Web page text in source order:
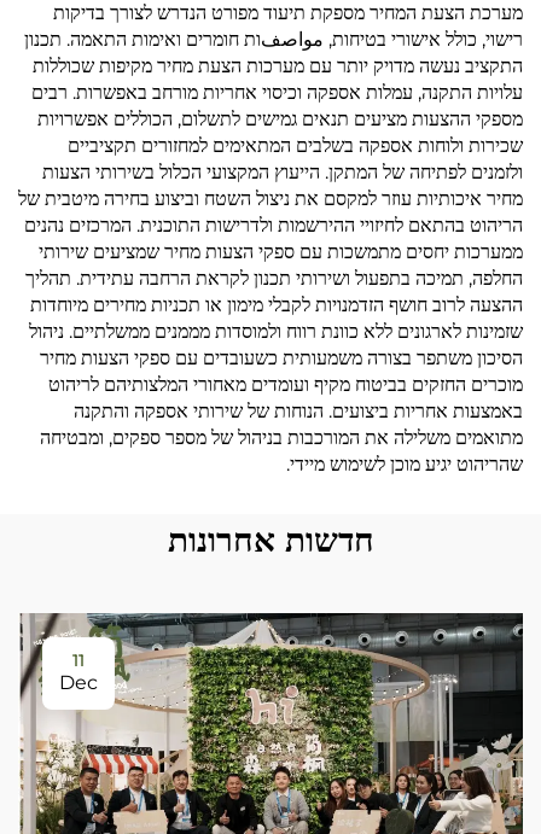
מערכת הצעת המחיר מספקת תיעוד מפורט הנדרש לצורך בדיקות
רישוי, כולל אישורי בטיחות, مواصفות חומרים ואימות התאמה. תכנון
התקציב נעשה מדויק יותר עם מערכות הצעת מחיר מקיפות שכוללות
עלויות התקנה, עמלות אספקה וכיסוי אחריות מורחב באפשרות. רבים
מספקי ההצעות מציעים תנאים גמישים לתשלום, הכוללים אפשרויות
שכירות ולוחות אספקה בשלבים המתאימים למחזורים תקציביים
ולזמנים לפתיחה של המתקן. הייעוץ המקצועי הכלול בשירותי הצעות
מחיר איכותיות עוזר למקסם את ניצול השטח וביצוע בחירה מיטבית של
הריהוט בהתאם לחיזויי ההירשמות ולדרישות התוכנית. המרכזים נהנים
ממערכות יחסים מתמשכות עם ספקי הצעות מחיר שמציעים שירותי
החלפה, תמיכה בתפעול ושירותי תכנון לקראת הרחבה עתידית. תהליך
ההצעה לרוב חושף הזדמנויות לקבלי מימון או תכניות מחירים מיוחדות
שזמינות לארגונים ללא כוונת רווח ולמוסדות מממנים ממשלתיים. ניהול
הסיכון משתפר בצורה משמעותית כשעובדים עם ספקי הצעות מחיר
מוכרים החזקים בביטוח מקיף ועומדים מאחורי המלצותיהם לריהוט
באמצעות אחריות ביצועים. הנוחות של שירותי אספקה והתקנה
מתואמים משלילה את המורכבות בניהול של מספר ספקים, ומבטיחה
שהריהוט יגיע מוכן לשימוש מיידי.
חדשות אחרונות
11
Dec